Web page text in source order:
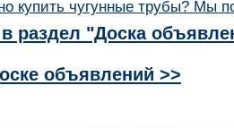
купить чугунные трубы? Мы
раздел "Доска
объявлений >>